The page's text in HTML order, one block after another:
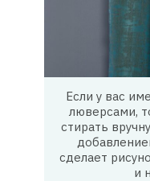
Если у вас
люверсами,
стирать
сделает
и